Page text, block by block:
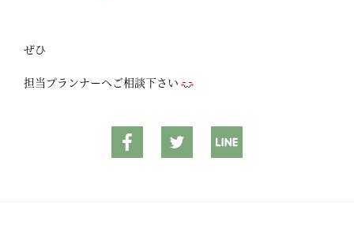
ぜひ
担当プランナーへご相談下さい